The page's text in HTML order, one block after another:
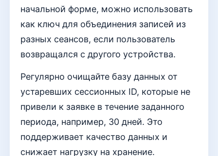
начальной форме, можно использовать
как ключ для объединения записей из
разных сеансов, если пользователь
возвращался с другого устройства.
Регулярно очищайте базу данных от
устаревших сессионных ID, которые не
привели к заявке в течение заданного
периода, например, 30 дней. Это
поддерживает качество данных и
снижает нагрузку на хранение.